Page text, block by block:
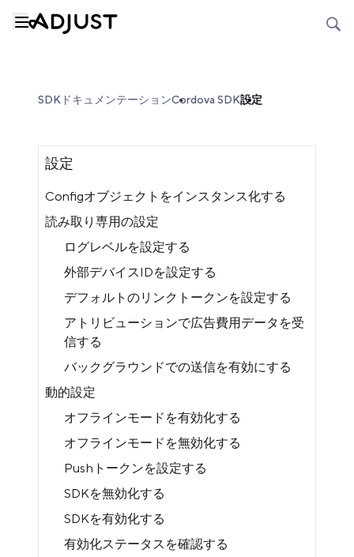
SDKドキュメンテーションCordova SDK設定
設定
Configオブジェクトをインスタンス化する
読み取り専用の設定
ログレベルを設定する
外部デバイスIDを設定する
デフォルトのリンクトークンを設定する
アトリビューションで広告費用データを受
信する
バックグラウンドでの送信を有効にする
動的設定
オフラインモードを有効化する
オフラインモードを無効化する
Pushトークンを設定する
SDKを無効化する
SDKを有効化する
有効化ステータスを確認する